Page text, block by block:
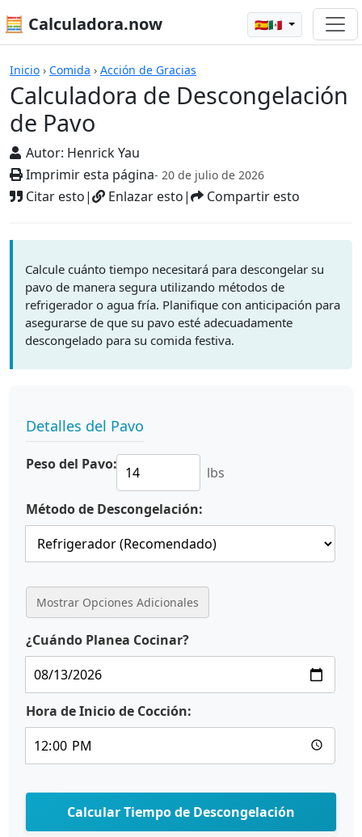
🧮 Calculadora.now 🇪🇸🇲🇽
Inicio › Comida › Acción de Gracias
Calculadora de Descongelación
de Pavo
Autor: Henrick Yau
Imprimir esta página- 20 de julio de 2026
Citar esto| Enlazar esto| Compartir esto
Calculadoras
Calcule cuánto tiempo necesitará para descongelar su
pavo de manera segura utilizando métodos de
refrigerador o agua fría. Planifique con anticipación para
asegurarse de que su pavo esté adecuadamente
descongelado para su comida festiva.
Detalles del Pavo
Peso del Pavo: lbs
Método de Descongelación:
Mostrar Opciones Adicionales
¿Cuándo Planea Cocinar?
Hora de Inicio de Cocción:
Calcular Tiempo de Descongelación